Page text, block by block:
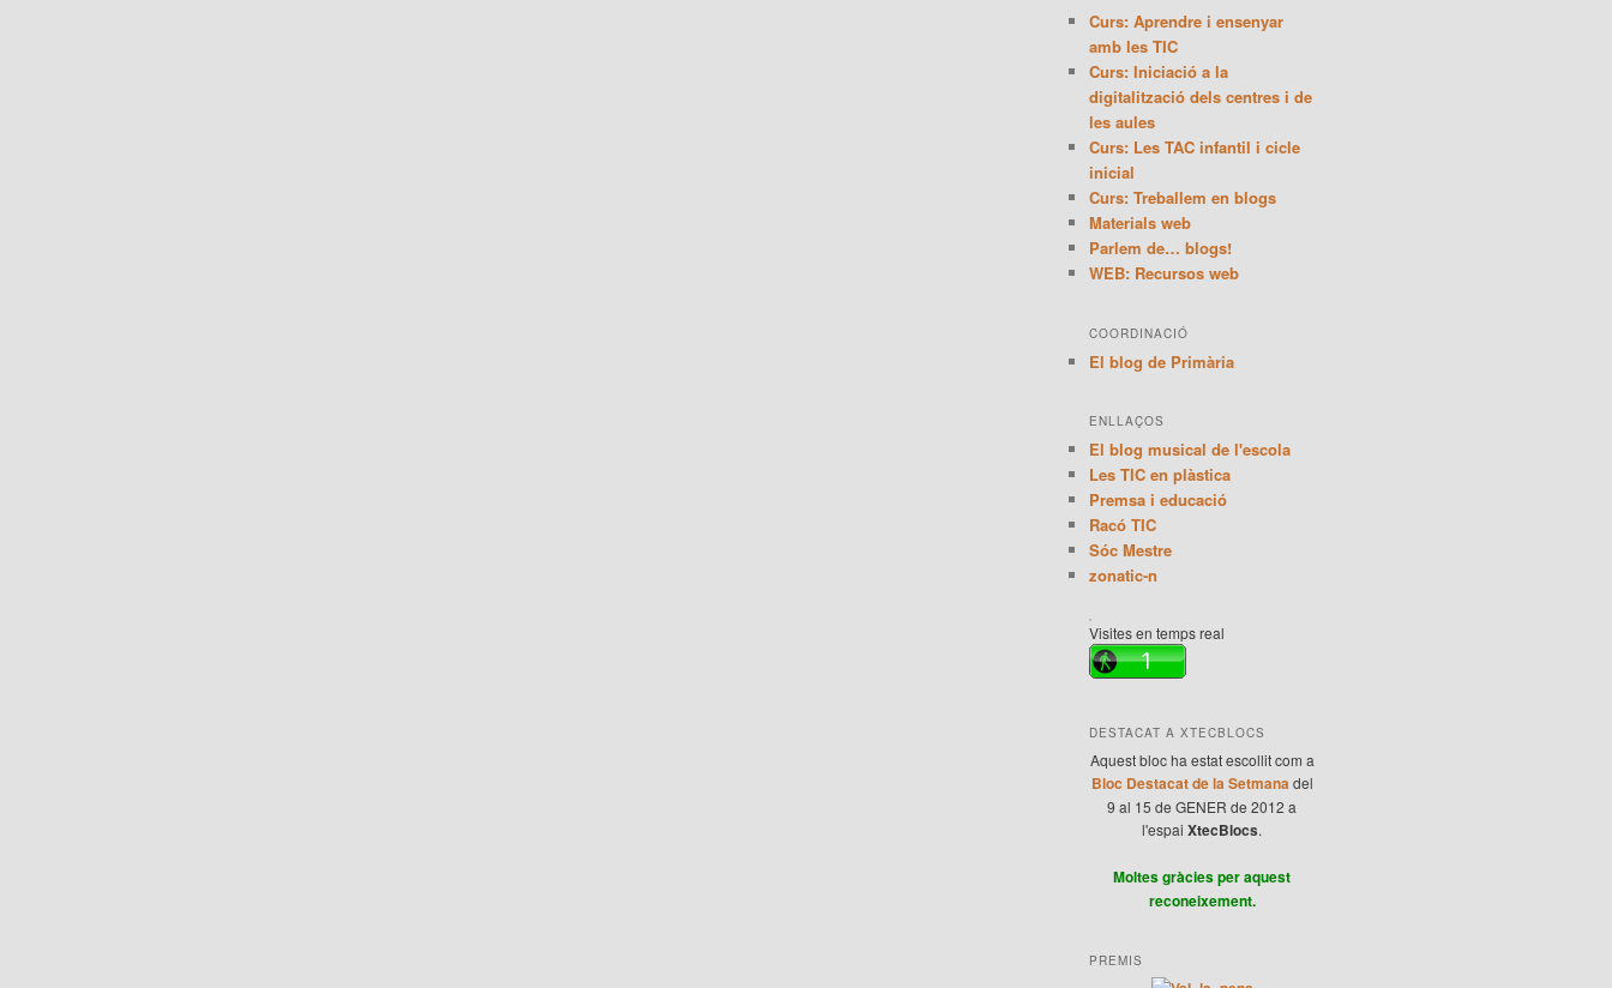
Curs: Aprendre i ensenyar
amb les TIC
Curs: Iniciació a la
digitalització dels centres i de
les aules
Curs: Les TAC infantil i cicle
inicial
Curs: Treballem en blogs
Materials web
Parlem de… blogs!
WEB: Recursos web
COORDINACIÓ
El blog de Primària
ENLLAÇOS
El blog musical de l'escola
Les TIC en plàstica
Premsa i educació
Racó TIC
Sóc Mestre
zonatic-n
Visites en temps real
DESTACAT A XTECBLOCS
Aquest bloc ha estat escollit com a
Bloc Destacat de la Setmana del
9 al 15 de GENER de 2012 a
l'espai XtecBlocs.
Moltes gràcies per aquest
reconeixement.
PREMIS